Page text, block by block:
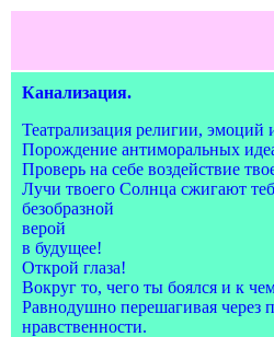
Канализация.
Театрализация религии,
Порождение антиморальных
Проверь на себе воздействие
Лучи твоего Солнца сжигают
безобразной
верой
в будущее!
Открой глаза!
Вокруг то, чего ты боялся и к
Равнодушно перешагивая через
нравственности.